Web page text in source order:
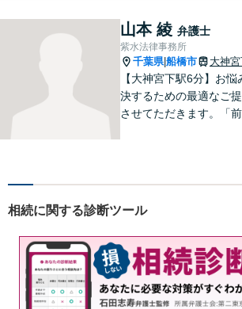
山本 綾 弁護士
紫水法律事務所
千葉県|船橋市 大神
【大神宮下駅6分】お悩
決するための最適なご
させてただきます。「前
進しております。
相続に関する診断ツール